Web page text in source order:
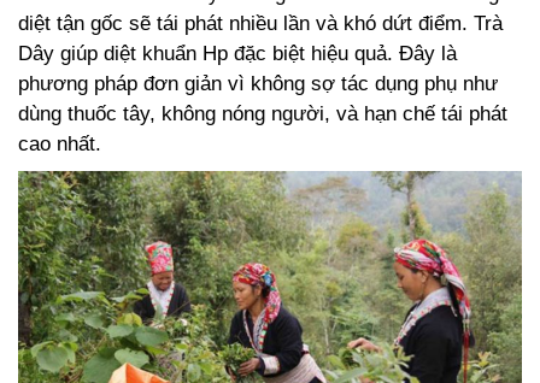
diệt tận gốc sẽ tái phát nhiều lần và khó dứt điểm. Trà
Dây giúp diệt khuẩn Hp đặc biệt hiệu quả. Đây là
phương pháp đơn giản vì không sợ tác dụng phụ như
dùng thuốc tây, không nóng người, và hạn chế tái phát
cao nhất.